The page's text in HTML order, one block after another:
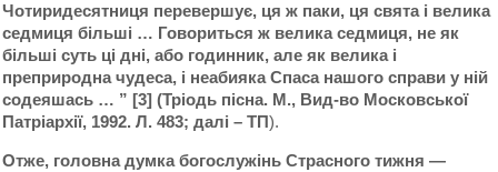
Чотиридесятниця перевершує, ця ж паки, ця свята і велика
седмиця більші … Говориться ж велика седмиця, не як
більші суть ці дні, або годинник, але як велика і
преприродна чудеса, і неабияка Спаса нашого справи у ній
содеяшась … ” [3] (Тріодь пісна. М., Вид-во Московської
Патріархії, 1992. Л. 483; далі – ТП).
Отже, головна думка богослужінь Страсного тижня —